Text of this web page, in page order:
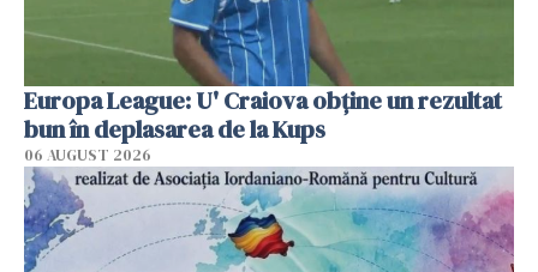
Europa League: U' Craiova obține un rezultat
bun în deplasarea de la Kups
06 AUGUST 2026